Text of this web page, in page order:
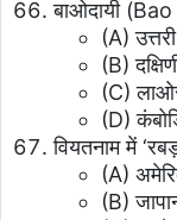
बाओदायी
(A)
(B)
(C)
(D)
वियतनाम में
(A)
(B)